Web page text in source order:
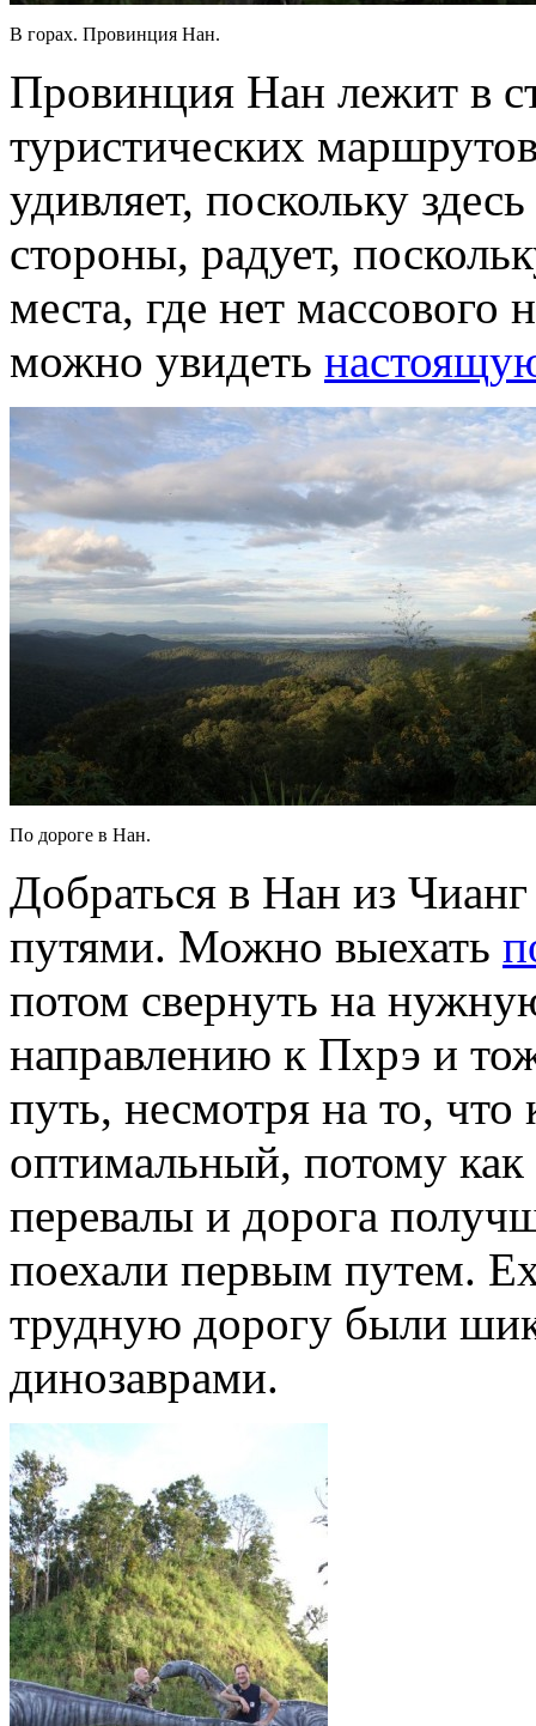
В горах. Провинция Нан.
Провинция Нан лежит в
туристических
удивляет, поскольку
стороны, радует,
места, где нет массового
можно увидеть
По дороге в Нан.
Добраться в Нан из
путями. Можно выехать
потом свернуть на
направлению к Пхрэ и
путь, несмотря на то,
оптимальный, потому
перевалы и дорога
поехали первым путем.
трудную дорогу были
динозаврами.